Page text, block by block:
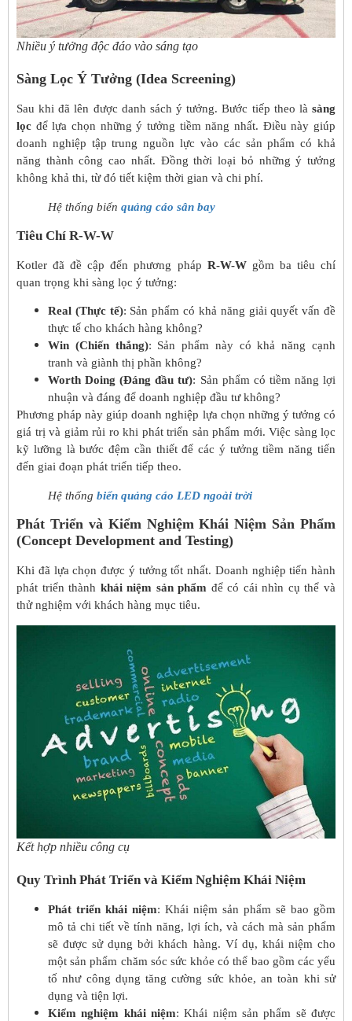
Nhiều ý tưởng độc đáo vào sáng tạo
Sàng Lọc Ý Tưởng (Idea Screening)
Sau khi đã lên được danh sách ý tưởng. Bước tiếp theo là sàng
lọc để lựa chọn những ý tưởng tiềm năng nhất. Điều này giúp
doanh nghiệp tập trung nguồn lực vào các sản phẩm có khả
năng thành công cao nhất. Đồng thời loại bỏ những ý tưởng
không khả thi, từ đó tiết kiệm thời gian và chi phí.
Hệ thống biển quảng cáo sân bay
Tiêu Chí R-W-W
Kotler đã đề cập đến phương pháp R-W-Wgồm ba tiêu chí
quan trọng khi sàng lọc ý tưởng:
Real (Thực tế): Sản phẩm có khả năng giải quyết vấn đề
thực tế cho khách hàng không?
Win (Chiến thắng): Sản phẩm này có khả năng cạnh
tranh và giành thị phần không?
Worth Doing (Đáng đầu tư): Sản phẩm có tiềm năng lợi
nhuận và đáng để doanh nghiệp đầu tư không?
Phương pháp này giúp doanh nghiệp lựa chọn những ý tưởng có
giá trị và giảm rủi ro khi phát triển sản phẩm mới. Việc sàng lọc
kỹ lưỡng là bước đệm cần thiết để các ý tưởng tiềm năng tiến
đến giai đoạn phát triển tiếp theo.
Hệ thống biển quảng cáo LED ngoài trời
Phát Triển và Kiểm Nghiệm Khái Niệm Sản Phẩm
(Concept Development and Testing)
Khi đã lựa chọn được ý tưởng tốt nhất. Doanh nghiệp tiến hành
phát triển thành khái niệm sản phẩm để có cái nhìn cụ thể và
thử nghiệm với khách hàng mục tiêu.
Kết hợp nhiều công cụ
Quy Trình Phát Triển và Kiểm Nghiệm Khái Niệm
Phát triển khái niệm: Khái niệm sản phẩm sẽ bao gồm
mô tả chi tiết về tính năng, lợi ích, và cách mà sản phẩm
sẽ được sử dụng bởi khách hàng. Ví dụ, khái niệm cho
một sản phẩm chăm sóc sức khỏe có thể bao gồm các yếu
tố như công dụng tăng cường sức khỏe, an toàn khi sử
dụng và tiện lợi.
Kiểm nghiệm khái niệm: Khái niệm sản phẩm sẽ được